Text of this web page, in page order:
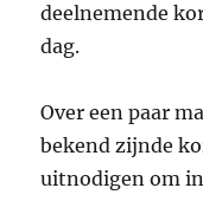
deelnemende
dag.
Over een paar
bekend zijnde
uitnodigen om